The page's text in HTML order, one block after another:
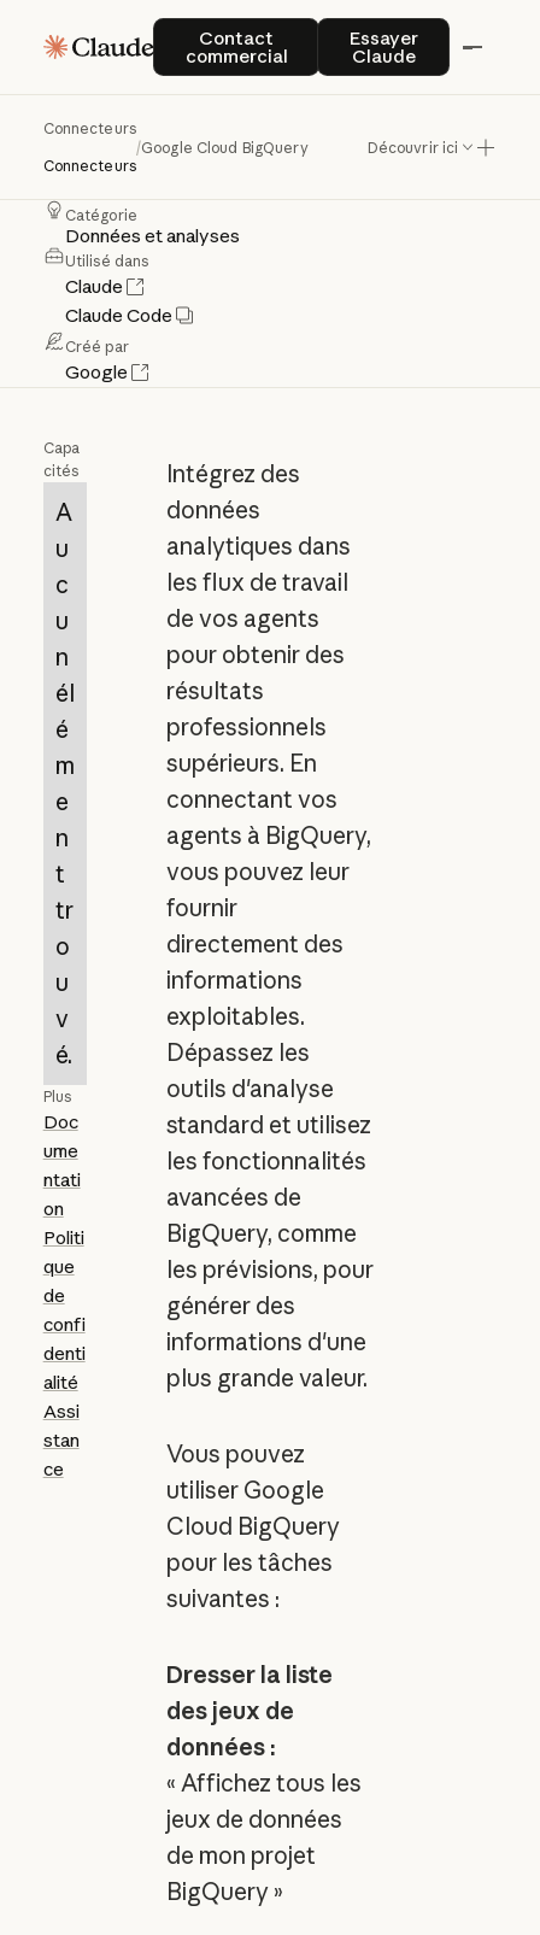
Contact
commercial
Contact commercial
Essayer
Claude
Essayer Claude
Connecteurs
Connecteurs
/Google Cloud BigQuery Découvrir ici
Google Cloud BigQuery
BigQuery:des informations
analytiques
Catégorie
Données et analyses
Utilisé dans
Claude
Claude Code
Créé par
Google
Capa
cités
A
u
c
u
n
él
é
m
e
n
t
tr
o
u
v
é.
Plus
Doc
ume
ntati
on
Politi
que
de
confi
denti
alité
Assi
stan
ce
Intégrez des
données
analytiques dans
les flux de travail
de vos agents
pour obtenir des
résultats
professionnels
supérieurs. En
connectant vos
agents à BigQuery,
vous pouvez leur
fournir
directement des
informations
exploitables.
Dépassez les
outils d'analyse
standard et utilisez
les fonctionnalités
avancées de
BigQuery, comme
les prévisions, pour
générer des
informations d'une
plus grande valeur.
Vous pouvez
utiliser Google
Cloud BigQuery
pour les tâches
suivantes :
Dresser la liste
des jeux de
données :
« Affichez tous les
jeux de données
de mon projet
BigQuery »